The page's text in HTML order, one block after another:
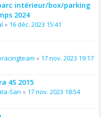
intérieur/box/parking
2024
« 16 déc. 2023 15:41
« 17 nov. 2023 19:17
4S 2015
San « 17 nov. 2023 18:54